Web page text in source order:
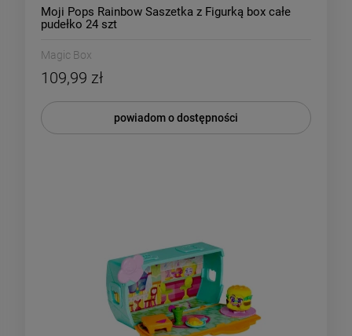
Moji Pops Rainbow Saszetka z Figurką box całe
pudełko 24 szt
Magic Box
109,99 zł
powiadom o dostępności